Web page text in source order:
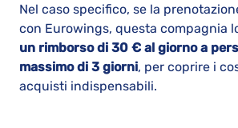
Nel caso specifico, se la
con Eurowings, questa compagnia
un rimborso di 30 € al giorno a
massimo di 3 giorni, per coprire i
acquisti indispensabili.